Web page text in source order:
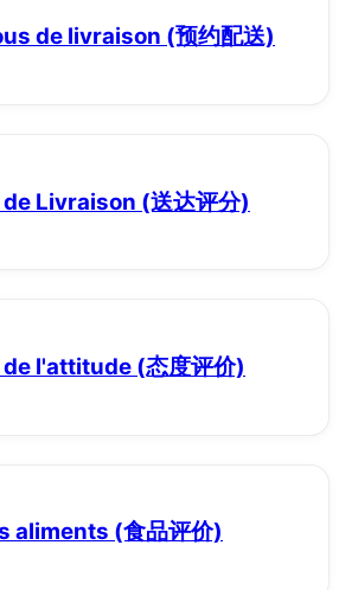
de livraison (预约配送)
Livraison (送达评分)
l'attitude (态度评价)
aliments (食品评价)